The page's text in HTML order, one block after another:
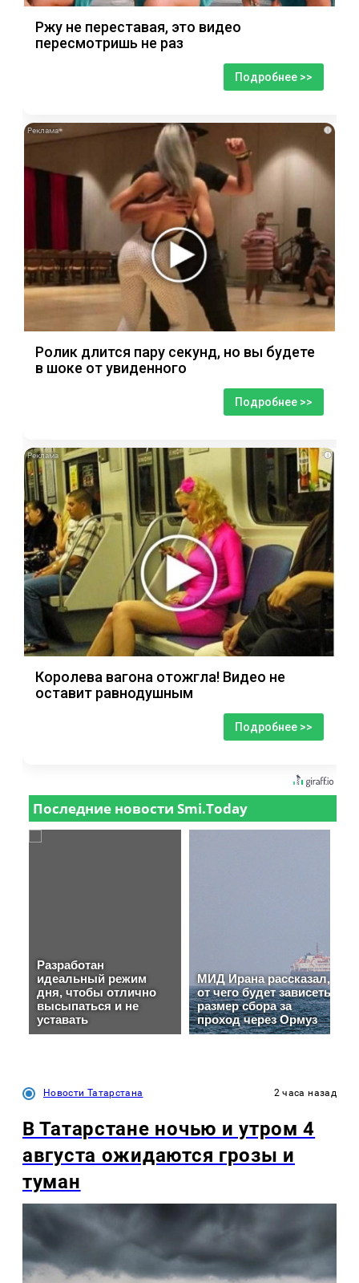
Ржу не переставая, это видео
пересмотришь не раз
Подробнее >>
i
Ролик длится пару секунд, но вы будете
в шоке от увиденного
Подробнее >>
i
Королева вагона отожгла! Видео не
оставит равнодушным
Подробнее >>
Новости Татарстана 2 часа назад
В Татарстане ночью и утром 4
августа ожидаются грозы и
туман